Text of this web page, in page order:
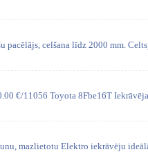
pacēlājs, celšana līdz 2000 mm.
€/11056 Toyota 8Fbe16T
mazlietotu Elektro iekrāvēju